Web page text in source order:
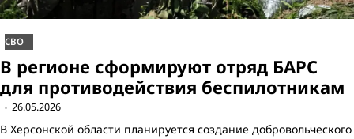
СВО
В регионе сформируют отряд БАРС
для противодействия беспилотникам
26.05.2026
В Херсонской области планируется создание добровольческого